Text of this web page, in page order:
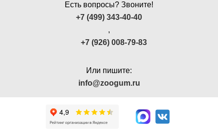
Есть вопросы? Звоните!
+7 (499) 343-40-40
,
+7 (926) 008-79-83
Или пишите:
info@zoogum.ru